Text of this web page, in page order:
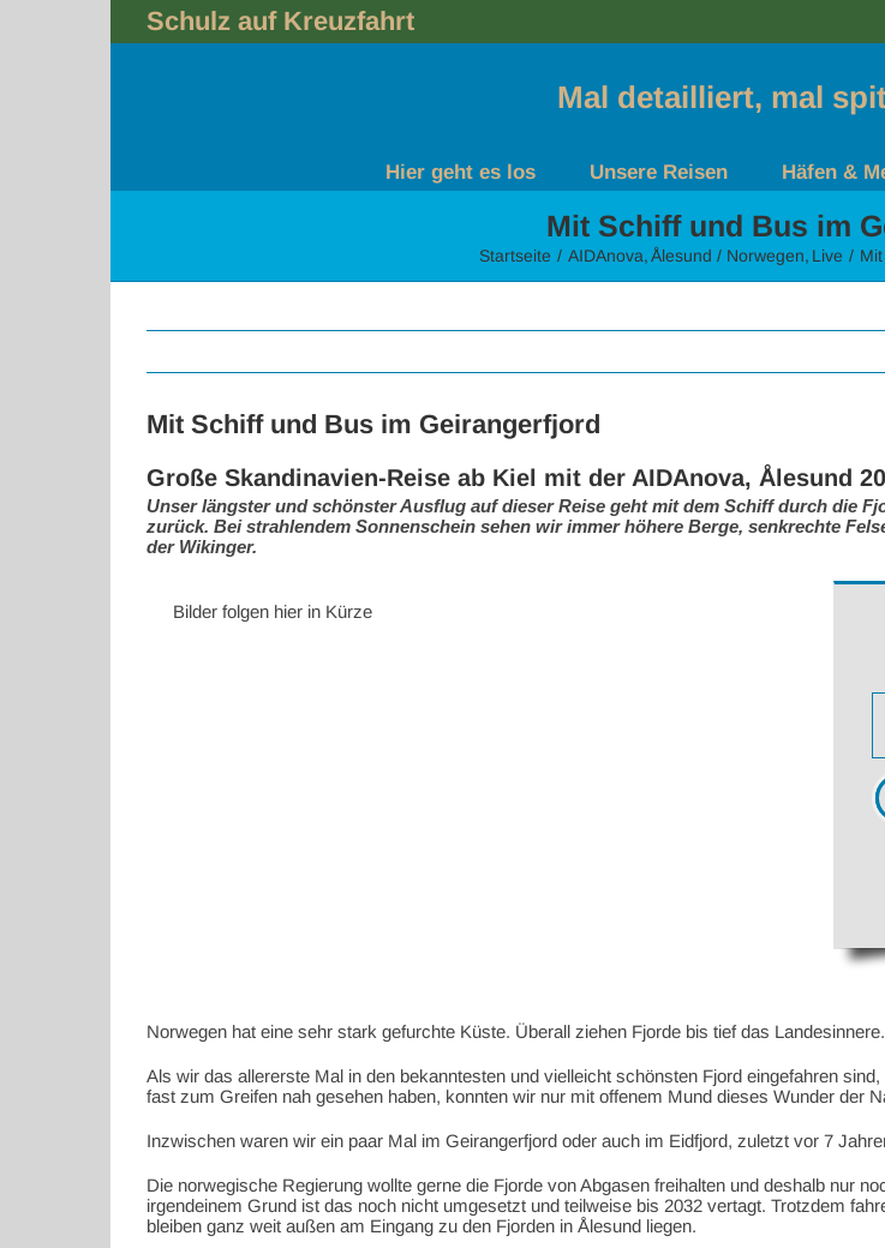
Schulz auf Kreuzfahrt
Mal detailliert, mal
Hier geht es los Unsere Reisen Häfen &
Mit Schiff und Bus im
Startseite AIDAnova Ålesund / Norwegen Live
Mit Schiff und Bus im Geirangerfjord
Große Skandinavien-Reise ab Kiel mit der AIDAnova, Ålesund
Unser längster und schönster Ausflug auf dieser Reise geht mit dem Schiff durch die
zurück. Bei strahlendem Sonnenschein sehen wir immer höhere Berge, senkrechte
der Wikinger.
Bilder folgen hier in Kürze
Norwegen hat eine sehr stark gefurchte Küste. Überall ziehen Fjorde bis tief das Landesinnere.
Als wir das allererste Mal in den bekanntesten und vielleicht schönsten Fjord eingefahren
fast zum Greifen nah gesehen haben, konnten wir nur mit offenem Mund dieses Wunder der
Inzwischen waren wir ein paar Mal im Geirangerfjord oder auch im Eidfjord, zuletzt vor 7
Die norwegische Regierung wollte gerne die Fjorde von Abgasen freihalten und deshalb nur
irgendeinem Grund ist das noch nicht umgesetzt und teilweise bis 2032 vertagt. Trotzdem
bleiben ganz weit außen am Eingang zu den Fjorden in Ålesund liegen.